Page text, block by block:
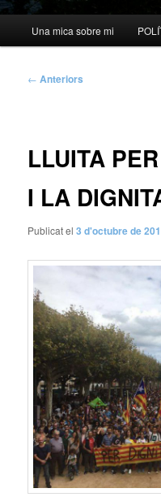
Una mica sobre mi
Navegació
← Anteriors
LLUITA
I LA
Publicat el3 d'octubre de